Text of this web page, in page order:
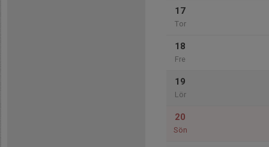
17
Tor
18
Fre
19
Lör
20
Sön